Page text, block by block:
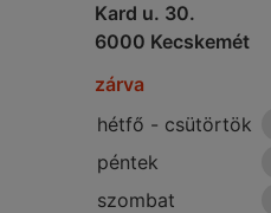
Kard u. 30.
6000 Kecskemét
zárva
hétfő - csütörtök
péntek
szombat